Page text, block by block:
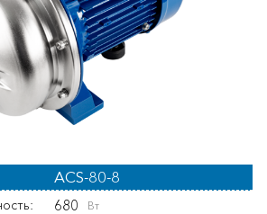
ACS-80-8
680 Вт